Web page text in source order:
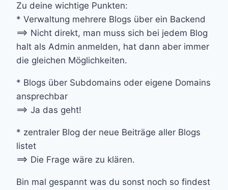
Zu deine wichtige Punkten:
* Verwaltung mehrere Blogs über ein Backend
==> Nicht direkt, man muss sich bei jedem Blog
halt als Admin anmelden, hat dann aber immer
die gleichen Möglichkeiten.
* Blogs über Subdomains oder eigene Domains
ansprechbar
==> Ja das geht!
* zentraler Blog der neue Beiträge aller Blogs
listet
==> Die Frage wäre zu klären.
Bin mal gespannt was du sonst noch so findest